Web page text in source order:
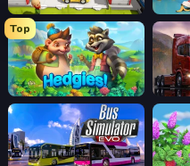
Idle Inventor Gym
Top
Hedgies